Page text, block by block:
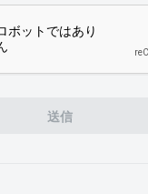
送信